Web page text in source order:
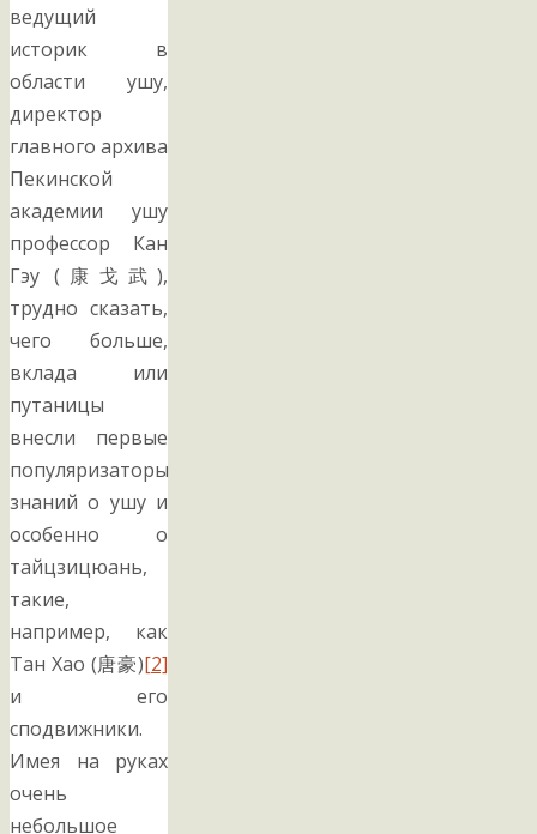
ведущий
историк в
области ушу,
директор
главного архива
Пекинской
академии ушу
профессор Кан
Гэу (康戈武),
трудно сказать,
чего больше,
вклада или
путаницы
внесли первые
популяризаторы
знаний о ушу и
особенно о
тайцзицюань,
такие,
например, как
Тан Хао (唐豪)[2]
и его
сподвижники.
Имея на руках
очень
небольшое